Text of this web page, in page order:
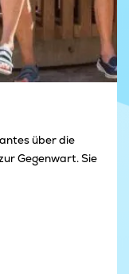
über die
Gegenwart. Sie